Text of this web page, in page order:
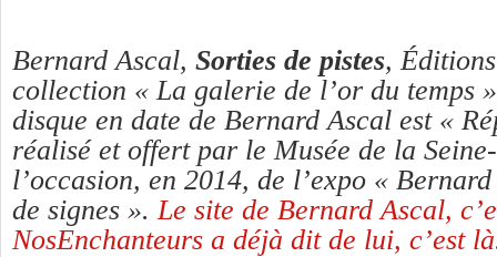
Bernard Ascal, Sorties de pistes,
collection « La galerie de l’or du temps
disque en date de Bernard Ascal est «
réalisé et offert par le Musée de la
l’occasion, en 2014, de l’expo «
de signes ». Le site de Bernard Ascal,
NosEnchanteurs a déjà dit de lui, c’est là